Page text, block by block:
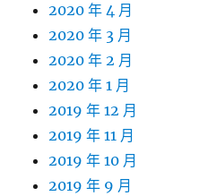
2020 年 4 月
2020 年 3 月
2020 年 2 月
2020 年 1 月
2019 年 12 月
2019 年 11 月
2019 年 10 月
2019 年 9 月